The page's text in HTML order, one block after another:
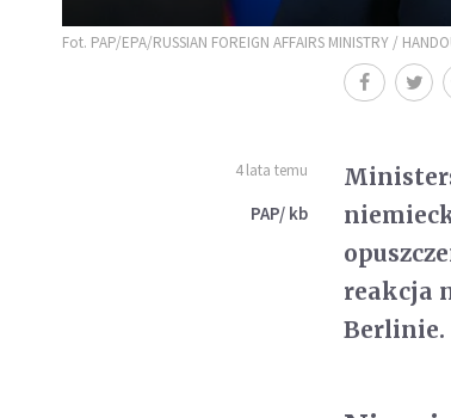
Fot. PAP/EPA/RUSSIAN FOREIGN AFFAIRS MINISTRY /
4 lata temu
PAP/ kb
reakcja
Berlinie.